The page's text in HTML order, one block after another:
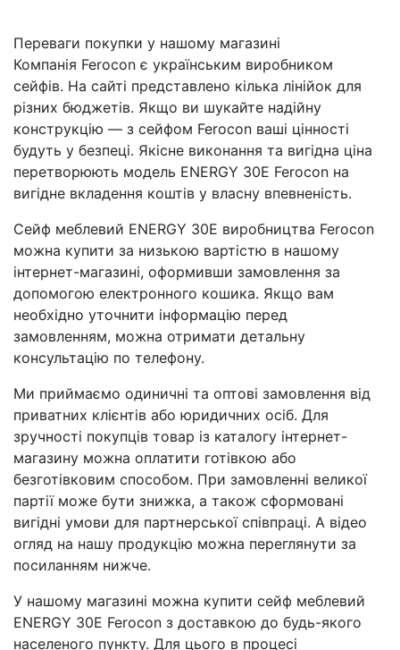
Переваги покупки у нашому магазині
Компанія Ferocon є українським виробником
сейфів. На сайті представлено кілька лінійок для
різних бюджетів. Якщо ви шукайте надійну
конструкцію — з сейфом Ferocon ваші цінності
будуть у безпеці. Якісне виконання та вигідна ціна
перетворюють модель ENERGY 30E Ferocon на
вигідне вкладення коштів у власну впевненість.
Сейф меблевий ENERGY 30E виробництва Ferocon
можна купити за низькою вартістю в нашому
інтернет-магазині, оформивши замовлення за
допомогою електронного кошика. Якщо вам
необхідно уточнити інформацію перед
замовленням, можна отримати детальну
консультацію по телефону.
Ми приймаємо одиничні та оптові замовлення від
приватних клієнтів або юридичних осіб. Для
зручності покупців товар із каталогу інтернет-
магазину можна оплатити готівкою або
безготівковим способом. При замовленні великої
партії може бути знижка, а також сформовані
вигідні умови для партнерської співпраці. А відео
огляд на нашу продукцію можна переглянути за
посиланням нижче.
У нашому магазині можна купити сейф меблевий
ENERGY 30E Ferocon з доставкою до будь-якого
населеного пункту. Для цього в процесі